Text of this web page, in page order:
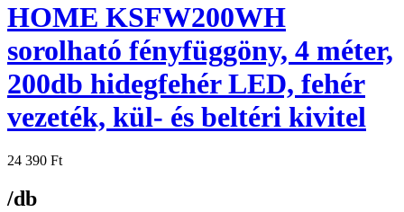
HOME KSFW200WH
sorolható fényfüggöny, 4 méter,
200db hidegfehér LED, fehér
vezeték, kül- és beltéri kivitel
24 390 Ft
/db